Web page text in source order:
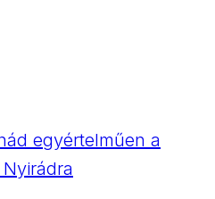
egyértelműen a